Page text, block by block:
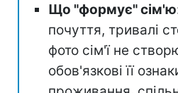
Що "формує" сім'ю
почуття, тривалі
фото сім'ї не
обов'язкові її